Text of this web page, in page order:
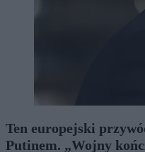
Ten europejski
Putinem. „Wojny